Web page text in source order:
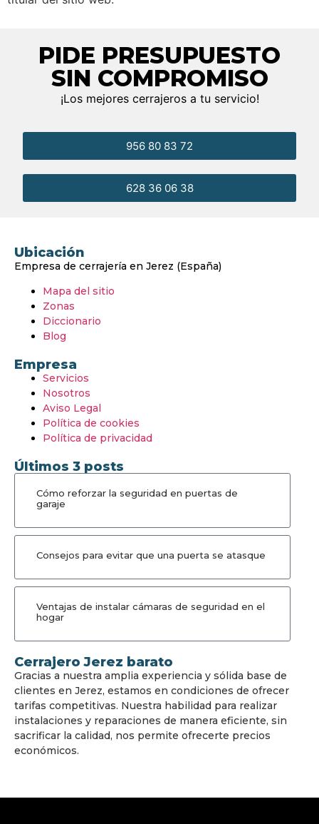
PIDE PRESUPUESTO
SIN COMPROMISO
¡Los mejores cerrajeros a tu servicio!
628 36 06 38
956 80 83 72
Ubicación
Empresa de cerrajería en Jerez (España)
Mapa del sitio
Zonas
Diccionario
Blog
Empresa
Servicios
Nosotros
Aviso Legal
Política de cookies
Política de privacidad
Últimos 3 posts
Cómo reforzar la seguridad en puertas de
garaje
Consejos para evitar que una puerta se atasque
Ventajas de instalar cámaras de seguridad en el
hogar
Cerrajero Jerez barato
Gracias a nuestra amplia experiencia y sólida base de
clientes en Jerez, estamos en condiciones de ofrecer
tarifas competitivas. Nuestra habilidad para realizar
instalaciones y reparaciones de manera eficiente, sin
sacrificar la calidad, nos permite ofrecerte precios
económicos.